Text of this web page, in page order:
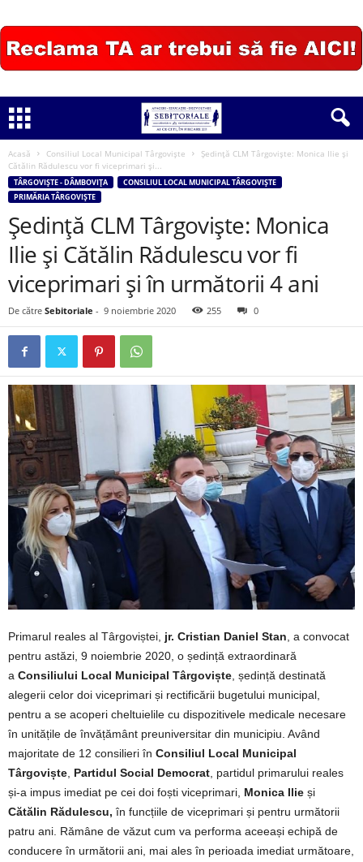
Acasă Consiliul Local Municipal Târgoviște
Ședință CLM Târgoviște: Monica Ilie și
Cătălin Rădulescu vor fi viceprimari și...
TÂRGOVIȘTE - DÂMBOVIȚA
CONSILIUL LOCAL MUNICIPAL TÂRGOVIȘTE
PRIMĂRIA TÂRGOVIȘTE
Ședință CLM Târgoviște: Monica
Ilie și Cătălin Rădulescu vor fi
viceprimari și în următorii 4 ani
De către Sebitoriale - 9 noiembrie 2020 255 0
Primarul reales al Târgoviștei, jr. Cristian Daniel Stan , a convocat
pentru astăzi, 9 noiembrie 2020, o ședință extraordinară
a Consiliului Local Municipal Târgoviște , ședință destinată
alegerii celor doi viceprimari și rectificării bugetului municipal,
pentru a se acoperi cheltuielile cu dispozitivele medicale necesare
în unitățile de învățământ preuniversitar din municipiu. Având
majoritate de 12 consilieri în Consiliul Local Municipal
Târgoviște Partidul Social Democrat , partidul primarului reales
și-a impus imediat pe cei doi foști viceprimari, Monica Ilie și
Cătălin Rădulescu, în funcțiile de viceprimari și pentru următorii
patru ani. Rămâne de văzut cum va performa aceeași echipă de
conducere în următorii ani, mai ales în perioada imediat următoare,